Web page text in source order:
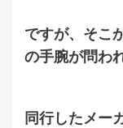
ですが、そこ
の手腕が問わ
同行したメー